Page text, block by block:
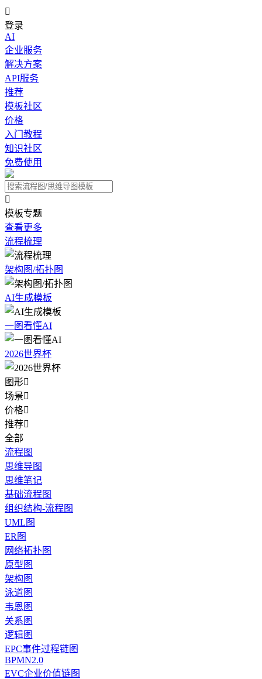

登录
AI
企业服务
解决方案
API服务
推荐
模板社区
价格
入门教程
知识社区
免费使用

模板专题
查看更多
流程梳理
架构图/拓扑图
AI生成模板
一图看懂AI
2026世界杯
图形
场景
价格
推荐
全部
流程图
思维导图
思维笔记
基础流程图
组织结构-流程图
UML图
ER图
网络拓扑图
原型图
架构图
泳道图
韦恩图
关系图
逻辑图
EPC事件过程链图
BPMN2.0
EVC企业价值链图